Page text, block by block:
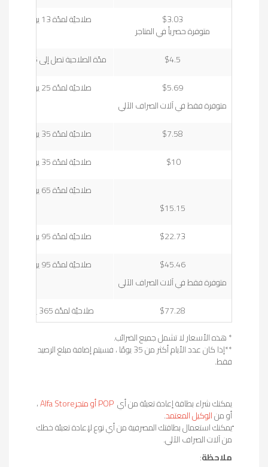
$3.03
متوفرة حصرياً في المتاجر
صلاحيّة لمدّة 13 يوماً
$4.5
مدّة الصلاحية تصل إلى 35 يومًا*
$5.69
متوفرة فقط في آلات الصراف الآلي
صلاحيّة لمدّة 25 يوماً
$7.58
صلاحيّة لمدّة 35 يوماً
$10
صلاحيّة لمدّة 35 يوماً
$15.15
صلاحيّة لمدّة 65 يوماً
$22.73
صلاحيّة لمدّة 95 يوماً
$45.46
متوفرة فقط في آلات الصراف الآلي
صلاحيّة لمدّة 95 يوماً
$77.28
صلاحيّة لمدّة 365 يوماً
* هذه الأسعار لا تشمل جميع الضرائب.
**إذا كان عدد الأيام أكثر من 35 يومًا ، فسيتم إضافة مبلغ الرصيد
فقط.
يمكنك شراء بطاقة إعادة تعبئة من أي ،
أو منالوكيل المعتمد.
ّيمكنك استعمال بطاقتك المصرفية من أي نوع لإعادة تعبئة خطك
من آلات الصراف الآلي.
ملاحظة: